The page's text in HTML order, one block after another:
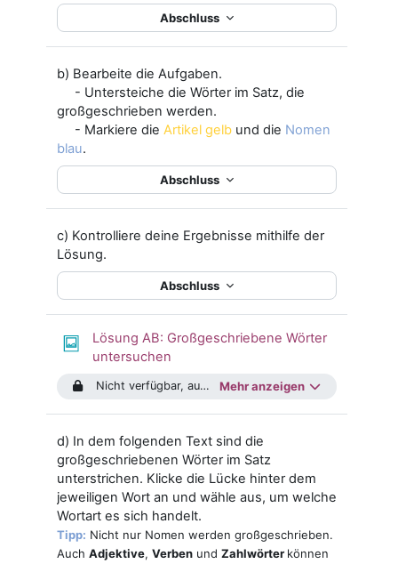
Abschluss
Abschluss
b) Bearbeite die Aufgaben.
- Untersteiche die Wörter im Satz, die
großgeschrieben werden.
- Markiere die Artikel gelbund die Nomen
blau.
Abschluss
c) Kontrolliere deine Ergebnisse mithilfe der
Lösung.
Lösung AB: Großgeschriebene Wörter
untersuchen
Mehr anzeigen
Nicht verfügbar, außer: Die Aktivität AB:
d) In dem folgenden Text sind die
großgeschriebenen Wörter im Satz
unterstrichen. Klicke die Lücke hinter dem
jeweiligen Wort an und wähle aus, um welche
Wortart es sich handelt.
Tipp: Nicht nur Nomen werden großgeschrieben.
Auch Adjektive, Verbenund Zahlwörter können